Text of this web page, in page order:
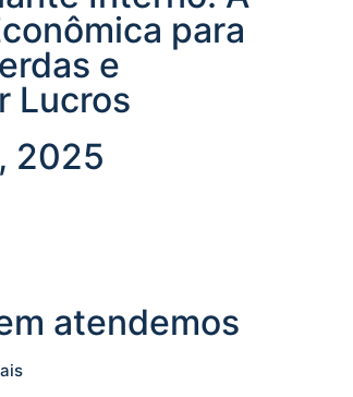
para
e
Lucros
2025
atendemos